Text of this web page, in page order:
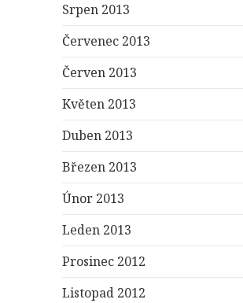
Srpen 2013
Červenec 2013
Červen 2013
Květen 2013
Duben 2013
Březen 2013
Únor 2013
Leden 2013
Prosinec 2012
Listopad 2012